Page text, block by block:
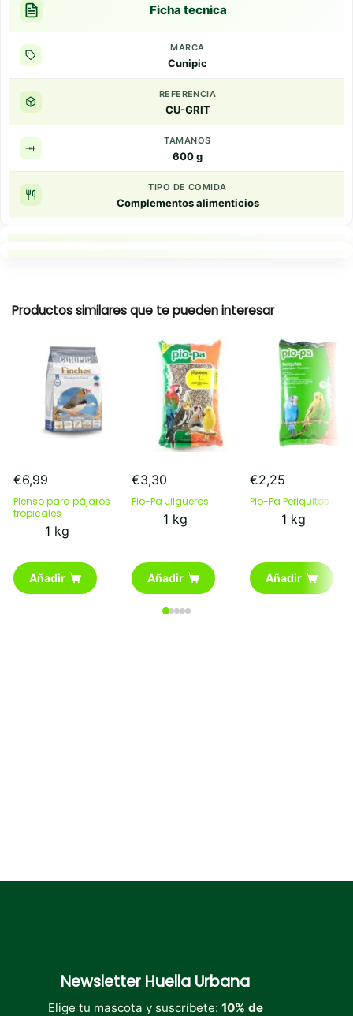
Ficha tecnica
MARCA
Cunipic
REFERENCIA
CU-GRIT
TAMANOS
600 g
TIPO DE COMIDA
Complementos alimenticios
Productos similares que te pueden interesar
€6,99
Pienso para pájaros
tropicales
1 kg
Añadir
€3,30
Pio-Pa Jilgueros
1 kg
Añadir
€2,25
Pio-Pa Periquitos
1 kg
Añadir
Newsletter Huella Urbana
Elige tu mascota y suscríbete: 10% de